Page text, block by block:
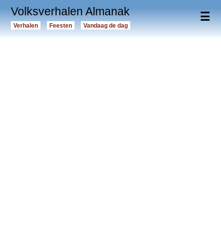
☰
Volksverhalen Almanak
Verhalen Feesten Vandaag de dag